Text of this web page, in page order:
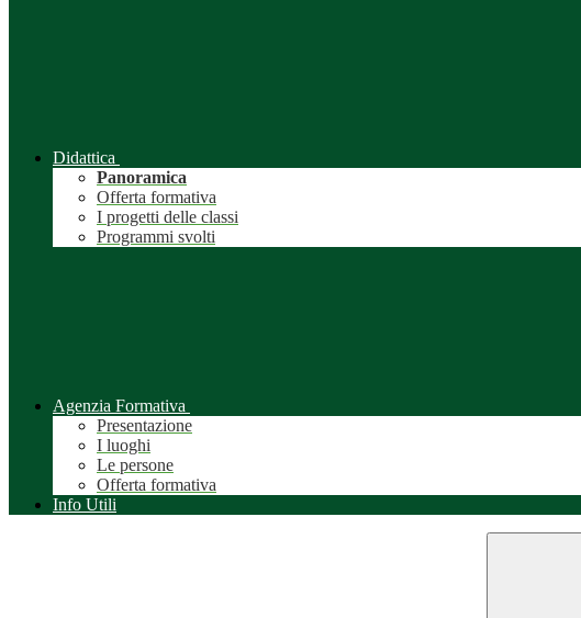
Didattica
Panoramica
Offerta formativa
I progetti delle classi
Programmi svolti
Agenzia Formativa
Presentazione
I luoghi
Le persone
Offerta formativa
Info Utili